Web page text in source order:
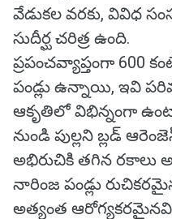
వేడుకల వరకు, వివిధ
సుదీర్ఘ చరిత్ర ఉంది.
ప్రపంచవ్యాప్తంగా 600
పండ్లు ఉన్నాయి, ఇవి
ఆకృతిలో విభిన్నంగా
నుండి పుల్లని బ్లడ్
అభిరుచికి తగిన
నారింజ పండ్లు
అత్యంత